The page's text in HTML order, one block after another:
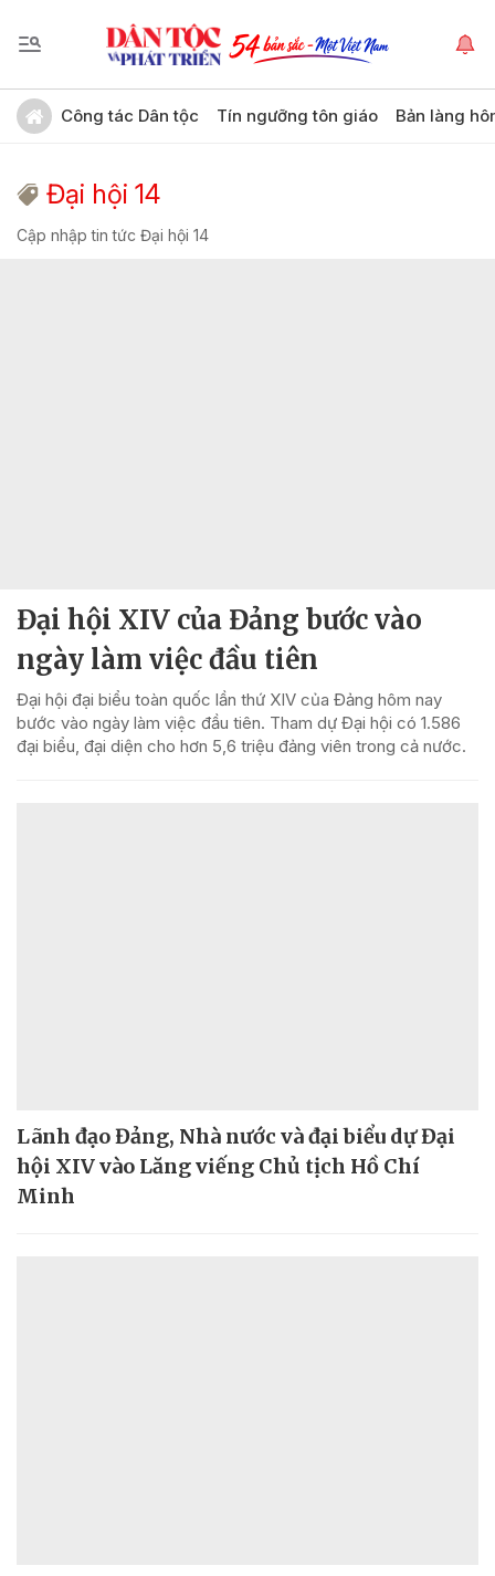
Công tác Dân tộc Tín ngưỡng tôn giáo Bản làng
Đại hội 14
Cập nhập tin tức Đại hội 14
Đại hội XIV của Đảng bước vào
ngày làm việc đầu tiên
Đại hội đại biểu toàn quốc lần thứ XIV của Đảng hôm nay
bước vào ngày làm việc đầu tiên. Tham dự Đại hội có 1.586
đại biểu, đại diện cho hơn 5,6 triệu đảng viên trong cả nước.
Lãnh đạo Đảng, Nhà nước và đại biểu dự Đại
hội XIV vào Lăng viếng Chủ tịch Hồ Chí
Minh